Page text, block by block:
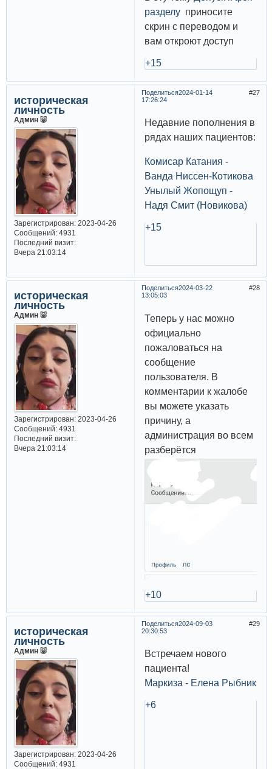
разделуприносите
скрин с переводом и
вам откроют доступ
+15
Поделиться 27
2024-01-14
17:26:24
историческая
личность
Админ 🐷
Зарегистрирован: 2023-04-26
Сообщений:4931
Последний визит:
Вчера 21:03:14
Недавние пополнения в
рядах наших пациентов:
Комисар Катания -
Ванда Ниссен-Котикова
Унылый Жопощуп -
Надя Смит (Новикова)
+15
Поделиться 28
2024-03-22
13:05:03
историческая
личность
Админ 🐷
Зарегистрирован: 2023-04-26
Сообщений:4931
Последний визит:
Вчера 21:03:14
Теперь у нас можно
официально
пожаловаться на
сообщение
пользователя. В
комментарии к жалобе
вы можете указать
причину, а
администрация во всем
разберётся
+10
Поделиться 29
2024-09-03
20:30:53
историческая
личность
Админ 🐷
Зарегистрирован: 2023-04-26
Сообщений:4931
Встречаем нового
пациента!
Маркиза - Елена Рыбник
+6